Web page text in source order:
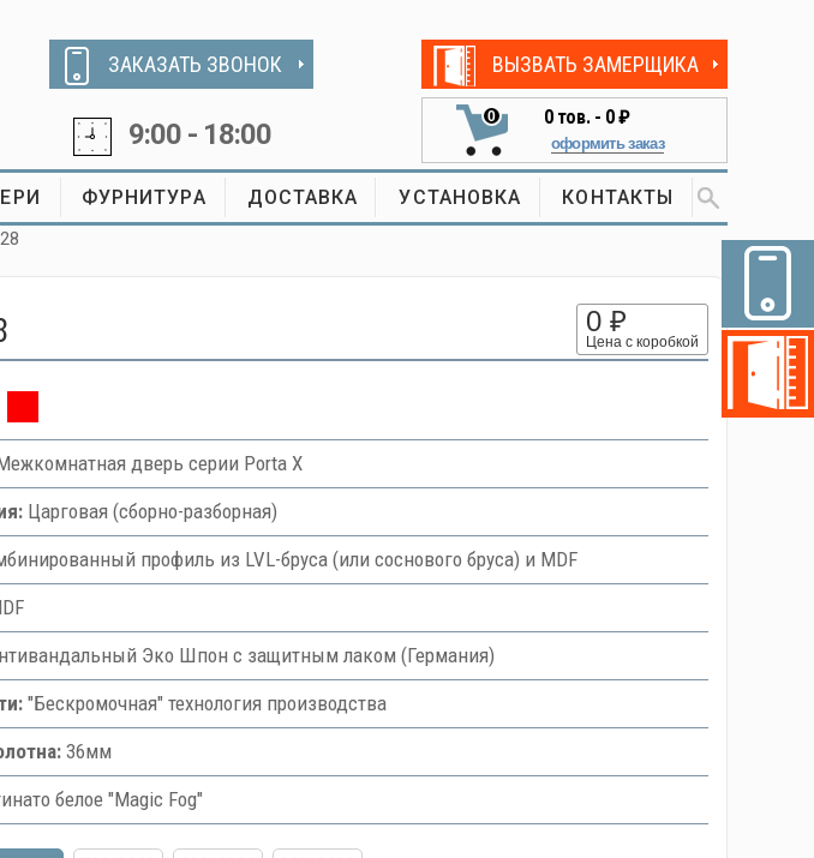
ЗАКАЗАТЬ ЗВОНОК
9:00 - 18:00
ВЫЗВАТЬ ЗАМЕРЩИКА
0 0тов. - 0 ₽
оформить заказ
ФУРНИТУРА ДОСТАВКА УСТАНОВКА КОНТАКТЫ
0 ₽
Цена с коробкой
дверь серии Porta X
Царговая (сборно-разборная)
профиль из LVL-бруса (или соснового бруса) и MDF
Эко Шпон с защитным лаком (Германия)
"Бескромочная" технология производства
36мм
белое "Magic Fog"